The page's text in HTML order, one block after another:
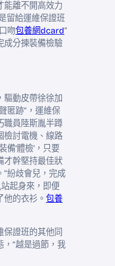
能離不開高效力
留給運維保證班
吻包養網dcard”
成分揀裝備檢驗
驅動皮帶徐徐加
匿跡”，運維保
職員陸斯胤半蹲
檢討電機、線路
備‘體檢’，只要
才幹堅持最佳狀
”紛歧會兒，完成
起身來，即便
的衣衫。 包養
保證班的其他同
，“越是過節，我